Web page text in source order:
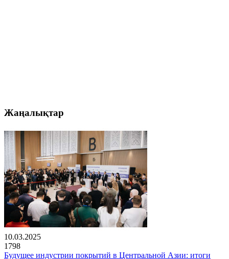
Жаңалықтар
10.03.2025
1798
Будущее индустрии покрытий в Центральной Азии: итоги